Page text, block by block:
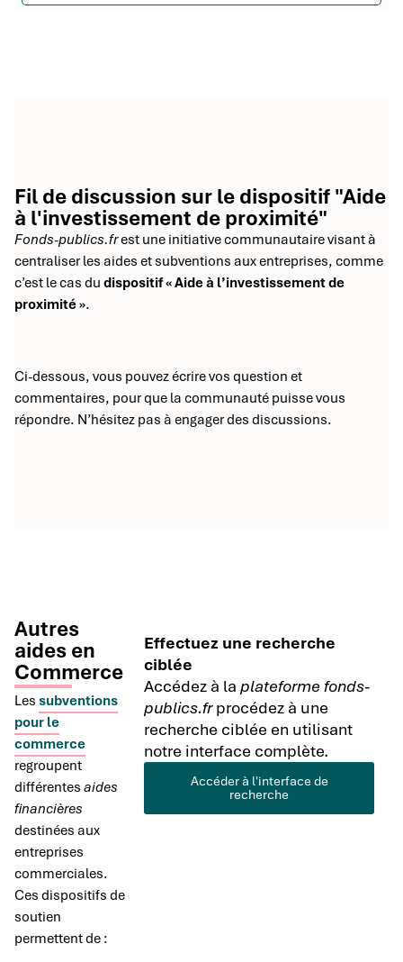
Fil de discussion sur le dispositif "Aide
à l'investissement de proximité"
Fonds-publics.frest une initiative communautaire visant à
centraliser les aides et subventions aux entreprises, comme
c’est le cas du dispositif « Aide à l’investissement de
proximité ».
Ci-dessous, vous pouvez écrire vos question et
commentaires, pour que la communauté puisse vous
répondre. N’hésitez pas à engager des discussions.
Autres
aides en
Commerce
Les subventions
pour le
commerce
regroupent
différentes aides
financières
destinées aux
entreprises
commerciales.
Ces dispositifs de
soutien
permettent de :
Effectuez une recherche
ciblée
Accédez à laplateforme fonds-
publics.frprocédez à une
recherche ciblée en utilisant
notre interface complète.
Accéder à l'interface de
recherche